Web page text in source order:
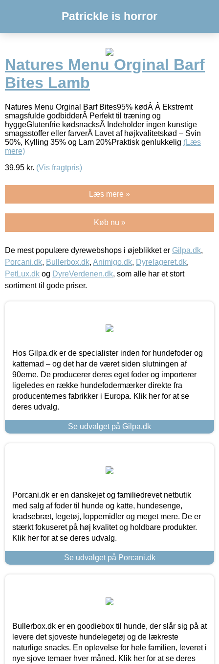
Patrickle is horror
Natures Menu Orginal Barf
Bites Lamb
Natures Menu Orginal Barf Bites95% kødÂ Â Ekstremt
smagsfulde godbidderÂ Perfekt til træning og
hyggeGlutenfrie kødsnacksÂ Indeholder ingen kunstige
smagsstoffer eller farverÂ Lavet af højkvalitetskød – Svin
50%, Kylling 35% og Lam 20%Praktisk genlukkelig (Læs
mere)
39.95 kr. (Vis fragtpris)
Læs mere »
Køb nu »
De mest populære dyrewebshops i øjeblikket er Gilpa.dk,
Porcani.dk, Bullerbox.dk, Animigo.dk, Dyrelageret.dk,
PetLux.dk og DyreVerdenen.dk, som alle har et stort
sortiment til gode priser.
Hos Gilpa.dk er de specialister inden for hundefoder og
kattemad – og det har de været siden slutningen af
90erne. De producerer deres eget foder og importerer
ligeledes en række hundefodermærker direkte fra
producenternes fabrikker i Europa. Klik her for at se
deres udvalg.
Se udvalget på Gilpa.dk
Porcani.dk er en danskejet og familiedrevet netbutik
med salg af foder til hunde og katte, hundesenge,
kradsebræt, legetøj, loppemidler og meget mere. De er
stærkt fokuseret på høj kvalitet og holdbare produkter.
Klik her for at se deres udvalg.
Se udvalget på Porcani.dk
Bullerbox.dk er en goodiebox til hunde, der slår sig på at
levere det sjoveste hundelegetøj og de lækreste
naturlige snacks. En oplevelse for hele familien, leveret i
nye sjove temaer hver måned. Klik her for at se deres